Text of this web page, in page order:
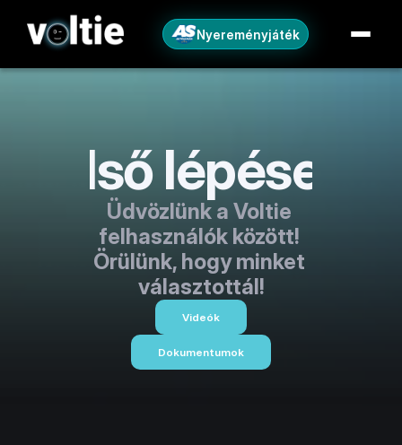
Nyereményjáték
Első lépések
Üdvözlünk a Voltie
felhasználók között!
Örülünk, hogy minket
választottál!
Videók
Dokumentumok